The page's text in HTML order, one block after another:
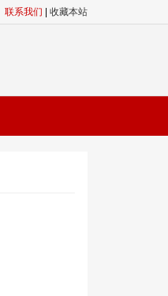
联系我们 收藏本站